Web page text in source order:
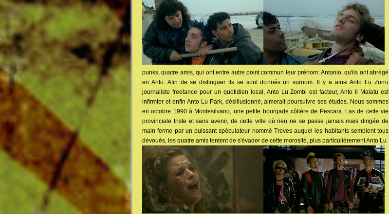
punks, quatre amis, qui ont entre autre point commun leur prénom: Antonio, qu'ils ont abrégé
en Anto. Afin de se distinguer ils se sont donnés un surnom. Il y a ainsi Anto Lu Zorru
journaliste freelance pour un quotidien local, Anto Lu Zombi est facteur, Anto Il Malatu est
infirmier et enfin Anto Lu Park, désillusionné, aimerait poursuivre ses études. Nous sommes
en octobre 1990 à Montesilvano, une petite bourgade côtière de Pescara. Las de cette vie
provinciale triste et sans avenir, de cette ville où rien ne se passe jamais mais dirigée de
main ferme par un puissant spéculateur nommé Treves auquel les habitants semblent tous
dévoués, les quatre amis tentent de s'évader de cette morosité, plus particulièrement Anto Lu